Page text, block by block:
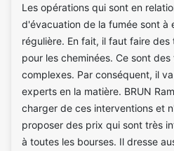
Les opérations qui sont en
d'évacuation de la fumée sont à
régulière. En fait, il faut faire
pour les cheminées. Ce sont
complexes. Par conséquent, il
experts en la matière. BRUN
charger de ces interventions et
proposer des prix qui sont très
à toutes les bourses. Il dresse